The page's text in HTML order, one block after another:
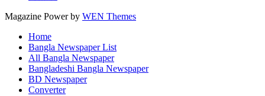
Magazine Power by WEN Themes
Home
Bangla Newspaper List
All Bangla Newspaper
Bangladeshi Bangla Newspaper
BD Newspaper
Converter